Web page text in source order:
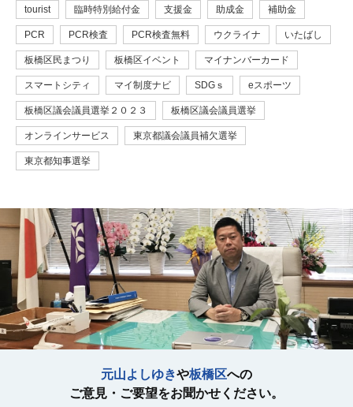
tourist 臨時特別給付金 支援金 助成金 補助金
PCR PCR検査 PCR検査無料 ウクライナ いたばし
板橋区民まつり 板橋区イベント マイナンバーカード
スマートシティ マイ制度ナビ SDGｓ eスポーツ
板橋区議会議員選挙２０２３ 板橋区議会議員選挙
オンラインサービス 東京都議会議員補欠選挙
東京都知事選挙
元山よしゆきや板橋区への
ご意見・ご要望をお聞かせください。